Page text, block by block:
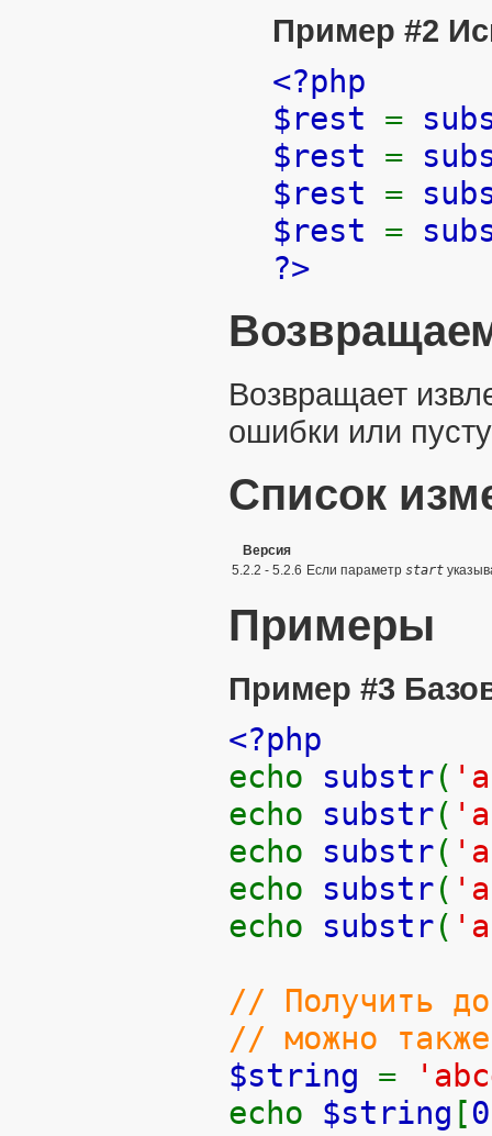
Пример #2
<?php
$rest =
$rest =
$rest =
$rest =
?>
Возвращает
ошибки или
Список
Версия
5.2.2 - 5.2.6 Если параметр start
Примеры
Пример #3
<?php
echo substr(
echo substr(
echo substr(
echo substr(
echo substr(
// Получить
// можно
$string =
echo $string [0